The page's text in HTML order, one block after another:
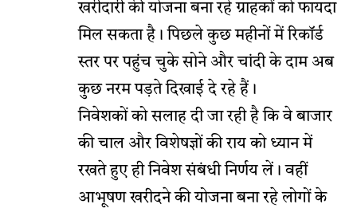
खरीदारी की योजना बना रहे ग्राहकों को फायदा
मिल सकता है। पिछले कुछ महीनों में रिकॉर्ड
स्तर पर पहुंच चुके सोने और चांदी के दाम अब
कुछ नरम पड़ते दिखाई दे रहे हैं।
निवेशकों को सलाह दी जा रही है कि वे बाजार
की चाल और विशेषज्ञों की राय को ध्यान में
रखते हुए ही निवेश संबंधी निर्णय लें। वहीं
आभूषण खरीदने की योजना बना रहे लोगों के